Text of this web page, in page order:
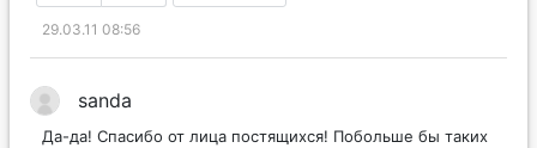
29.03.11 08:56
sanda
Да-да! Спасибо от лица постящихся! Побольше бы таких